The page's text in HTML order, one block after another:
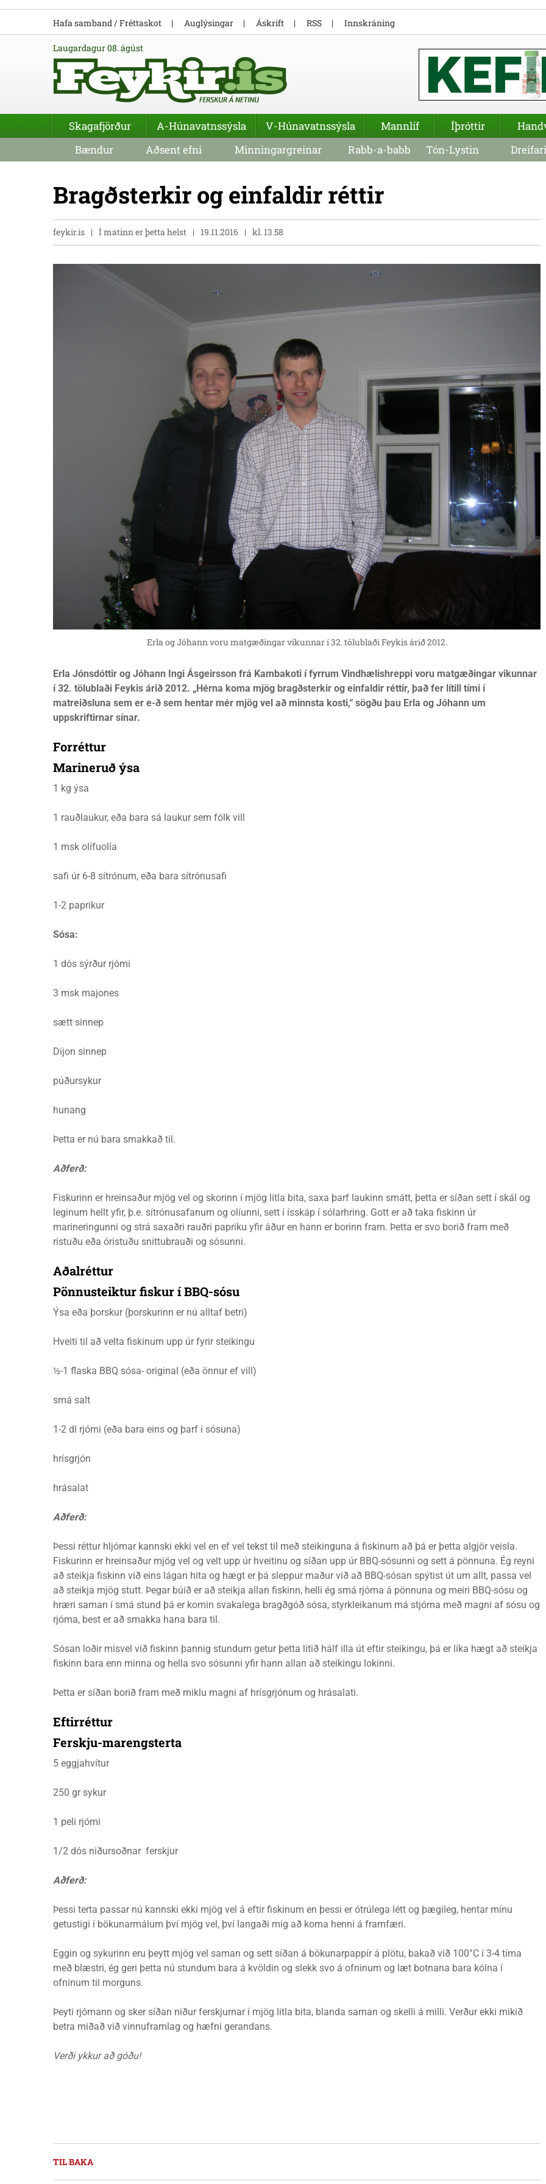
laugardagur 08. ágúst
Bragðsterkir og einfaldir réttir
feykir.is Í matinn er þetta helst 19.11.2016 kl. 13.58
Erla og Jóhann voru matgæðingar vikunnar í 32. tölublaði Feykis árið 2012.
Erla Jónsdóttir og Jóhann Ingi Ásgeirsson frá Kambakoti í fyrrum Vindhælishreppi voru matgæðingar vikunnar
í 32. tölublaði Feykis árið 2012. „Hérna koma mjög bragðsterkir og einfaldir réttir, það fer lítill tími í
matreiðsluna sem er e-ð sem hentar mér mjög vel að minnsta kosti,“ sögðu þau Erla og Jóhann um
uppskriftirnar sínar.
Forréttur
Marineruð ýsa
1 kg ýsa
1 rauðlaukur, eða bara sá laukur sem fólk vill
1 msk olífuolía
safi úr 6-8 sítrónum, eða bara sítrónusafi
1-2 paprikur
Sósa:
1 dós sýrður rjómi
3 msk majones
sætt sinnep
Dijon sinnep
púðursykur
hunang
Þetta er nú bara smakkað til.
Aðferð:
Fiskurinn er hreinsaður mjög vel og skorinn í mjög litla bita, saxa þarf laukinn smátt, þetta er síðan sett í skál og
leginum hellt yfir, þ.e. sítrónusafanum og olíunni, sett í ísskáp í sólarhring. Gott er að taka fiskinn úr
marineringunni og strá saxaðri rauðri papriku yfir áður en hann er borinn fram. Þetta er svo borið fram með
ristuðu eða óristuðu snittubrauði og sósunni.
Aðalréttur
Pönnusteiktur fiskur í BBQ-sósu
Ýsa eða þorskur (þorskurinn er nú alltaf betri)
Hveiti til að velta fiskinum upp úr fyrir steikingu
½-1 flaska BBQ sósa- original (eða önnur ef vill)
smá salt
1-2 dl rjómi (eða bara eins og þarf í sósuna)
hrísgrjón
hrásalat
Aðferð:
Þessi réttur hljómar kannski ekki vel en ef vel tekst til með steikinguna á fiskinum að þá er þetta algjör veisla.
Fiskurinn er hreinsaður mjög vel og velt upp úr hveitinu og síðan upp úr BBQ-sósunni og sett á pönnuna. Ég reyni
að steikja fiskinn við eins lágan hita og hægt er þá sleppur maður við að BBQ-sósan spýtist út um allt, passa vel
að steikja mjög stutt. Þegar búið er að steikja allan fiskinn, helli ég smá rjóma á pönnuna og meiri BBQ-sósu og
hræri saman í smá stund þá er komin svakalega bragðgóð sósa, styrkleikanum má stjórna með magni af sósu og
rjóma, best er að smakka hana bara til.
Sósan loðir misvel við fiskinn þannig stundum getur þetta litið hálf illa út eftir steikingu, þá er líka hægt að steikja
fiskinn bara enn minna og hella svo sósunni yfir hann allan að steikingu lokinni.
Þetta er síðan borið fram með miklu magni af hrísgrjónum og hrásalati.
Eftirréttur
Ferskju-marengsterta
5 eggjahvítur
250 gr sykur
1 peli rjómi
1/2 dós niðursoðnar ferskjur
Aðferð:
Þessi terta passar nú kannski ekki mjög vel á eftir fiskinum en þessi er ótrúlega létt og þægileg, hentar mínu
getustigi í bökunarmálum því mjög vel, því langaði mig að koma henni á framfæri.
Eggin og sykurinn eru þeytt mjög vel saman og sett síðan á bökunarpappír á plötu, bakað við 100°C í 3-4 tíma
með blæstri, ég geri þetta nú stundum bara á kvöldin og slekk svo á ofninum og læt botnana bara kólna í
ofninum til morguns.
Þeyti rjómann og sker síðan niður ferskjurnar í mjög litla bita, blanda saman og skelli á milli. Verður ekki mikið
betra miðað við vinnuframlag og hæfni gerandans.
Verði ykkur að góðu!
TIL BAKA
Hafa samband / Fréttaskot Auglýsingar Áskrift RSS Innskráning
Skagafjörður A-Húnavatnssýsla V-Húnavatnssýsla Mannlíf Íþróttir
Bændur
Aðsent efni Minningargreinar Rabb-a-babb Tón-Lystin